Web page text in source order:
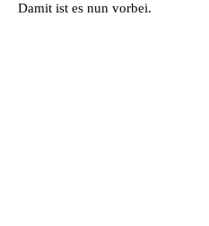
Damit ist es nun vorbei.